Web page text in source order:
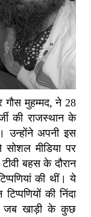
गौस मुहम्मद, ने 28
की राजस्थान के
उन्होंने अपनी इस
मीडिया पर
बहस के दौरान
की थीं। ये
की निंदा
जब खाड़ी के कुछ